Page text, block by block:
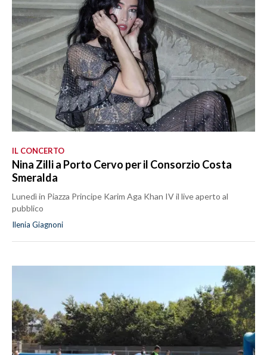
IL CONCERTO
Nina Zilli a Porto Cervo per il Consorzio Costa
Smeralda
Lunedì in Piazza Principe Karim Aga Khan IV il live aperto al
pubblico
Ilenia Giagnoni